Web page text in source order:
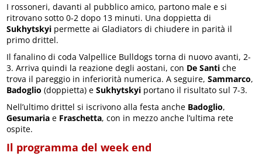
I rossoneri, davanti al pubblico amico, partono male e si
ritrovano sotto 0-2 dopo 13 minuti. Una doppietta di
Sukhytskyi permette ai Gladiators di chiudere in parità il
primo drittel.
Il fanalino di coda Valpellice Bulldogs torna di nuovo avanti, 2-
3. Arriva quindi la reazione degli aostani, con De Santi che
trova il pareggio in inferiorità numerica. A seguire,Sammarco,
Badoglio (doppietta) eSukhytskyi portano il risultato sul 7-3.
Nell’ultimo drittel si iscrivono alla festa anche Badoglio,
Gesumaria e Fraschetta, con in mezzo anche l’ultima rete
ospite.
Il programma del week end